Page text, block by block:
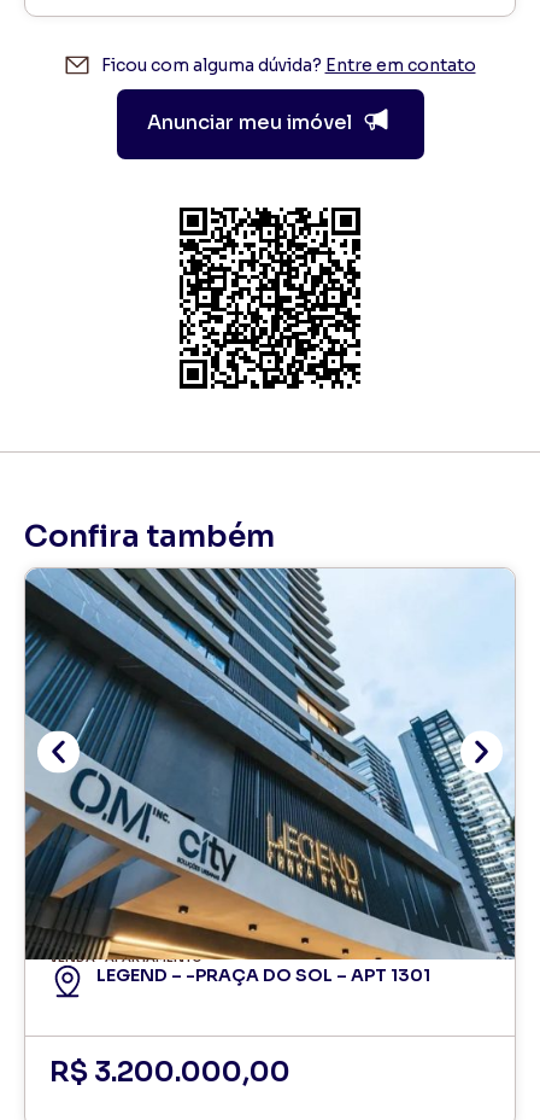
Ficou com alguma dúvida? Entre em contato
Anunciar meu imóvel
Confira também
VENDA APARTAMENTO
LEGEND – -PRAÇA DO SOL – APT 1301
R$ 3.200.000,00